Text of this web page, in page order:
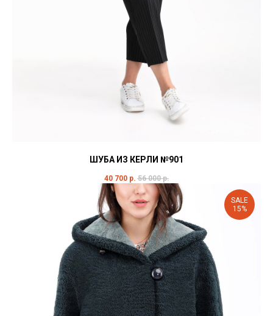
ШУБА ИЗ КЕРЛИ №901
40 700 р. 56 000 р.
SALE
15%